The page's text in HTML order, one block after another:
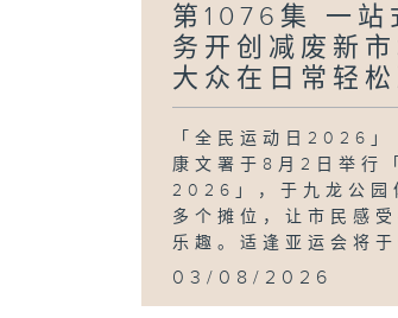
第1076集 一站
务开创减废新
大众在日常轻松
「全民运动日2026」
康文署于8月2日举行
2026」，于九龙公园
多个摊位，让市民感
乐趣。适逢亚运会将
03/08/2026